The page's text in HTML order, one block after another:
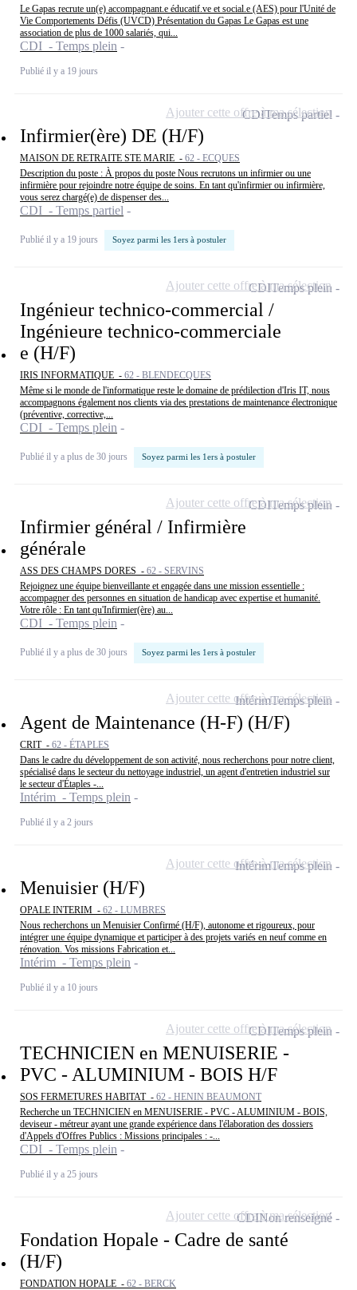
Le Gapas recrute un(e) accompagnant.e éducatif.ve et social.e (AES) pour l'Unité de
Vie Comportements Défis (UVCD) Présentation du Gapas Le Gapas est une
association de plus de 1000 salariés, qui...
CDI - Temps plein
Publié il y a 19 jours
Infirmier(ère) DE (H/F)
MAISON DE RETRAITE STE MARIE - 62 - ECQUES
Description du poste : À propos du poste Nous recrutons un infirmier ou une
infirmière pour rejoindre notre équipe de soins. En tant qu'infirmier ou infirmière,
vous serez chargé(e) de dispenser des...
CDI - Temps partiel
Publié il y a 19 jours Soyez parmi les 1ers à postuler
CDITemps partiel
Ajouter cette offre à ma sélection
Ingénieur technico-commercial /
Ingénieure technico-commerciale
e (H/F)
IRIS INFORMATIQUE - 62 - BLENDECQUES
Même si le monde de l'informatique reste le domaine de prédilection d'Iris IT, nous
accompagnons également nos clients via des prestations de maintenance électronique
(préventive, corrective,...
CDI - Temps plein
Publié il y a plus de 30 jours Soyez parmi les 1ers à postuler
CDITemps plein
Ajouter cette offre à ma sélection
Infirmier général / Infirmière
générale
ASS DES CHAMPS DORES - 62 - SERVINS
Rejoignez une équipe bienveillante et engagée dans une mission essentielle :
accompagner des personnes en situation de handicap avec expertise et humanité.
Votre rôle : En tant qu'Infirmier(ère) au...
CDI - Temps plein
Publié il y a plus de 30 jours Soyez parmi les 1ers à postuler
CDITemps plein
Ajouter cette offre à ma sélection
Agent de Maintenance (H-F) (H/F)
CRIT - 62 - ÉTAPLES
Dans le cadre du développement de son activité, nous recherchons pour notre client,
spécialisé dans le secteur du nettoyage industriel, un agent d'entretien industriel sur
le secteur d'Étaples -...
Intérim - Temps plein
Publié il y a 2 jours
IntérimTemps plein
Ajouter cette offre à ma sélection
Menuisier (H/F)
OPALE INTERIM - 62 - LUMBRES
Nous recherchons un Menuisier Confirmé (H/F), autonome et rigoureux, pour
intégrer une équipe dynamique et participer à des projets variés en neuf comme en
rénovation. Vos missions Fabrication et...
Intérim - Temps plein
Publié il y a 10 jours
IntérimTemps plein
Ajouter cette offre à ma sélection
TECHNICIEN en MENUISERIE -
PVC - ALUMINIUM - BOIS H/F
SOS FERMETURES HABITAT - 62 - HENIN BEAUMONT
Recherche un TECHNICIEN en MENUISERIE - PVC - ALUMINIUM - BOIS,
deviseur - métreur ayant une grande expérience dans l'élaboration des dossiers
d'Appels d'Offres Publics : Missions principales : -...
CDI - Temps plein
Publié il y a 25 jours
CDITemps plein
Ajouter cette offre à ma sélection
Fondation Hopale - Cadre de santé
(H/F)
FONDATION HOPALE - 62 - BERCK
CDINon renseigné
Ajouter cette offre à ma sélection